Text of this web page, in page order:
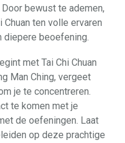
bewust te ademen,
Chuan ten volle ervaren
beoefening.
met Tai Chi Chuan
Man Ching, vergeet
je te concentreren.
te komen met je
de oefeningen. Laat
op deze prachtige